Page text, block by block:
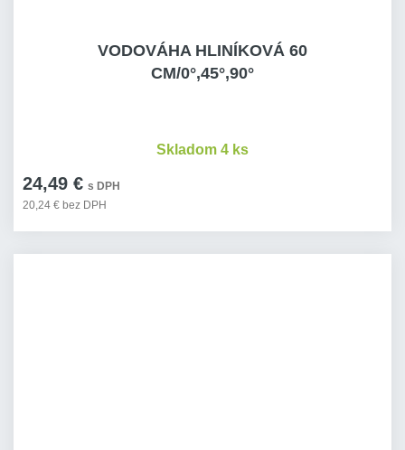
VODOVÁHA HLINÍKOVÁ 60
CM/0°,45°,90°
24,49 € s DPH
20,24 € bez DPH
Skladom 4 ks